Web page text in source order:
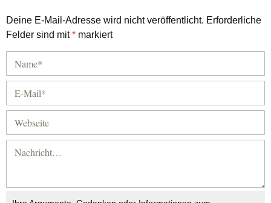
Deine E-Mail-Adresse wird nicht veröffentlicht. Erforderliche
Felder sind mit* markiert